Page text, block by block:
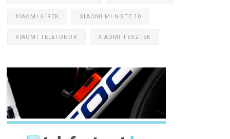
XIAOMI HÍREK XIAOMI MI NOTE 10
XIAOMI TELEFONOK XIAOMI TESZTEK